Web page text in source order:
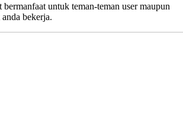
bermanfaat untuk teman-teman user maupun
bekerja.